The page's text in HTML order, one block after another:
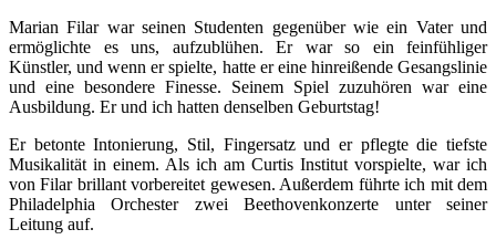
Marian Filar war seinen Studenten gegenüber wie ein Vater und
ermöglichte es uns, aufzublühen. Er war so ein feinfühliger
Künstler, und wenn er spielte, hatte er eine hinreißende Gesangslinie
und eine besondere Finesse. Seinem Spiel zuzuhören war eine
Ausbildung. Er und ich hatten denselben Geburtstag!
Er betonte Intonierung, Stil, Fingersatz und er pflegte die tiefste
Musikalität in einem. Als ich am Curtis Institut vorspielte, war ich
von Filar brillant vorbereitet gewesen. Außerdem führte ich mit dem
Philadelphia Orchester zwei Beethovenkonzerte unter seiner
Leitung auf.